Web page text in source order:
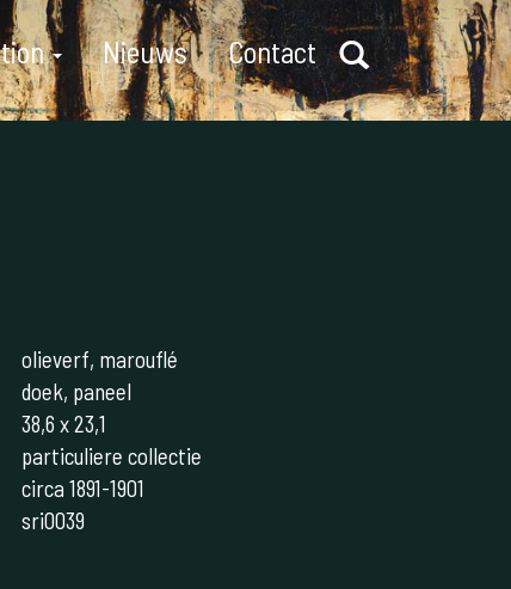
Nieuws Contact
olieverf, marouflé
doek, paneel
38,6 x 23,1
particuliere collectie
circa 1891-1901
sri0039